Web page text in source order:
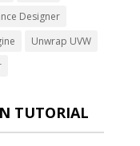
Designer
Unwrap UVW
TUTORIAL